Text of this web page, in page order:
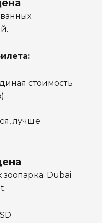
стоимость
лучше
Dubai